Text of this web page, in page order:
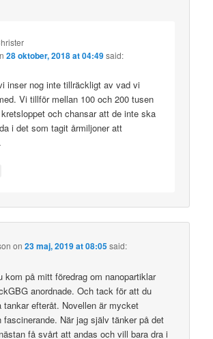
28 oktober, 2018 at 04:49said:
inser nog inte tillräckligt av vad vi
Vi tillför mellan 100 och 200 tusen
och chansar att de inte ska
i det som tagit årmiljoner att
on23 maj, 2019 at 08:05said:
kom på mitt föredrag om nanopartiklar
anordnade. Och tack för att du
tankar efteråt. Novellen är mycket
fascinerande. När jag själv tänker på det
få svårt att andas och vill bara dra i